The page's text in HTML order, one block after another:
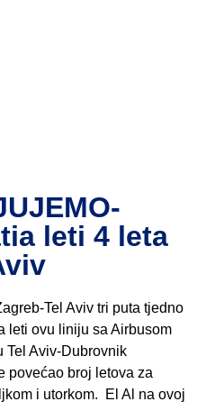
leti 4 leta
Tel Aviv tri puta tjedno
leti ovu liniju sa Airbusom
Tel Aviv-Dubrovnik
povećao broj letova za
i utorkom. El Al na ovoj